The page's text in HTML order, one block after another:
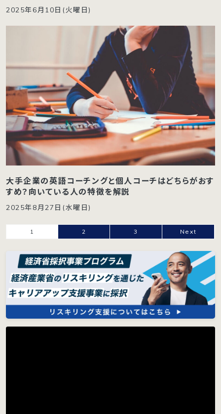
2025年6月10日(火曜日)
大手企業の英語コーチングと個人コーチはどちらがおす
すめ？向いている人の特徴を解説
2025年8月27日(水曜日)
1 2 3 Next